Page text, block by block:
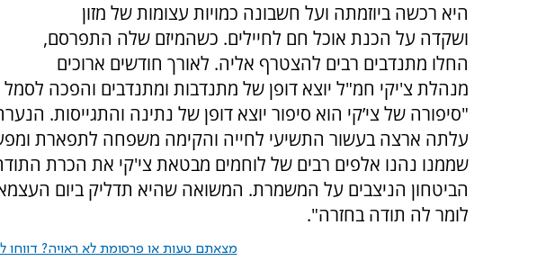
היא רכשה ביוזמתה ועל חשבונה כמויות עצומות של מזון
ושקדה על הכנת אוכל חם לחיילים. כשהמיזם שלה התפרסם,
החלו מתנדבים רבים להצטרף אליה. לאורך חודשים ארוכים
מנהלת צ'יקי חמ"ל יוצא דופן של מתנדבות ומתנדבים והפכה לסמל
"סיפורה של צי’קי הוא סיפור יוצא דופן של נתינה והתגייסות.
עלתה ארצה בעשור התשיעי לחייה והקימה משפחה לתפארת
שממנו נהנו אלפים רבים של לוחמים מבטאת צי'קי את הכרת
הביטחון הניצבים על המשמרת. המשואה שהיא תדליק ביום
לומר לה תודה בחזרה".
מצאתם טעות או פרסומת לא ראויה? דווחו